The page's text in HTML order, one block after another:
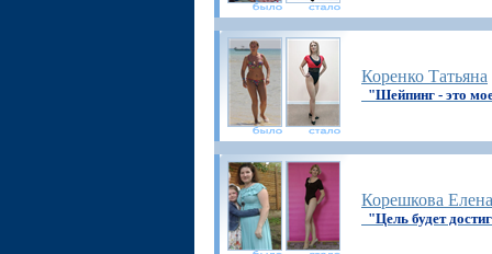
Коренко Татьяна
"Шейпинг - это
Корешкова Елена
"Цель будет